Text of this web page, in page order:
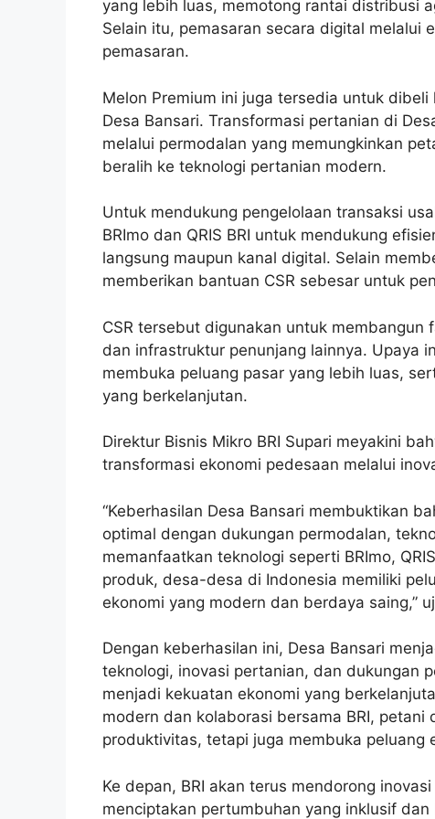
yang lebih luas, memotong rantai distribusi
Selain itu, pemasaran secara digital melalui
pemasaran.
Melon Premium ini juga tersedia untuk
Desa Bansari. Transformasi pertanian di
melalui permodalan yang memungkinkan
beralih ke teknologi pertanian modern.
Untuk mendukung pengelolaan transaksi
BRImo dan QRIS BRI untuk mendukung
langsung maupun kanal digital. Selain
memberikan bantuan CSR sebesar untuk
CSR tersebut digunakan untuk
dan infrastruktur penunjang lainnya. Upaya
membuka peluang pasar yang lebih luas,
yang berkelanjutan.
Direktur Bisnis Mikro BRI Supari meyakini
transformasi ekonomi pedesaan melalui
“Keberhasilan Desa Bansari membuktikan
optimal dengan dukungan permodalan,
memanfaatkan teknologi seperti BRImo,
produk, desa-desa di Indonesia memiliki
ekonomi yang modern dan berdaya saing,”
Dengan keberhasilan ini, Desa Bansari
teknologi, inovasi pertanian, dan dukungan
menjadi kekuatan ekonomi yang
modern dan kolaborasi bersama BRI,
produktivitas, tetapi juga membuka peluang
Ke depan, BRI akan terus mendorong
menciptakan pertumbuhan yang inklusif dan